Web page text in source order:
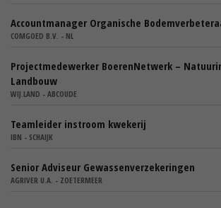
Accountmanager Organische
COMGOED B.V. - NL
Projectmedewerker BoerenNetwerk –
Landbouw
WIJ.LAND - ABCOUDE
Teamleider instroom kwekerij
IBN - SCHAIJK
Senior Adviseur Gewassenverzekeringen
AGRIVER U.A. - ZOETERMEER